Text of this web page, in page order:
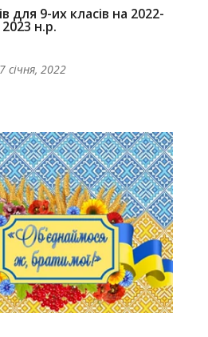
для 9-их класів на 2022-
2023 н.р.
січня, 2022